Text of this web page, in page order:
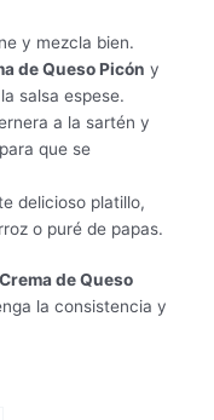
y mezcla bien.
de Queso Picón y
salsa espese.
a la sartén y
que se
delicioso platillo,
o puré de papas.
Crema de Queso
la consistencia y